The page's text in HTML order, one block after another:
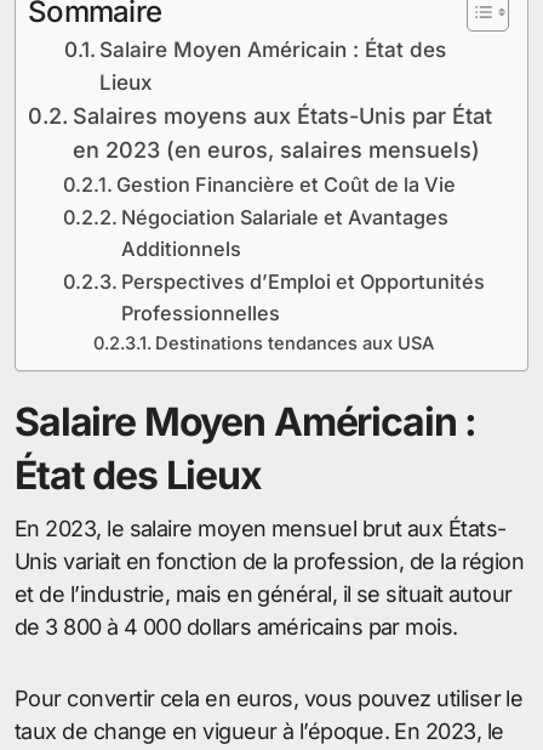
Sommaire
Salaire Moyen Américain : État des
Lieux
Salaires moyens aux États-Unis par État
en 2023 (en euros, salaires mensuels)
Gestion Financière et Coût de la Vie
Négociation Salariale et Avantages
Additionnels
Perspectives d’Emploi et Opportunités
Professionnelles
Destinations tendances aux USA
Salaire Moyen Américain :
État des Lieux
En 2023, le salaire moyen mensuel brut aux États-
Unis variait en fonction de la profession, de la région
et de l’industrie, mais en général, il se situait autour
de 3 800 à 4 000 dollars américains par mois.
Pour convertir cela en euros, vous pouvez utiliser le
taux de change en vigueur à l’époque. En 2023, le